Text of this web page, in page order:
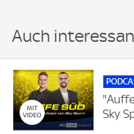
Auch
Sky